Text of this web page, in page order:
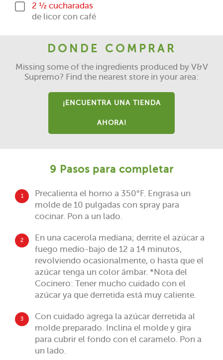
2 ½ cucharadas
de licor con café
DONDE COMPRAR
Missing some of the ingredients produced by V&V
Supremo? Find the nearest store in your area:
¡ENCUENTRA UNA TIENDA
AHORA!
9 Pasos para completar
1
Precalienta el horno a 350°F. Engrasa un
molde de 10 pulgadas con spray para
cocinar. Pon a un lado.
2
En una cacerola mediana; derrite el azúcar a
fuego medio-bajo de 12 a 14 minutos,
revolviendo ocasionalmente, o hasta que el
azúcar tenga un color ámbar. *Nota del
Cocinero: Tener mucho cuidado con el
azúcar ya que derretida está muy caliente.
3
Con cuidado agrega la azúcar derretida al
molde preparado. Inclina el molde y gira
para cubrir el fondo con el caramelo. Pon a
un lado.